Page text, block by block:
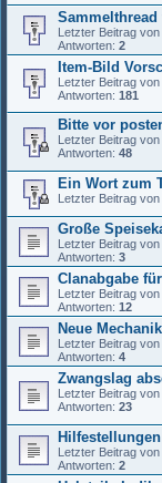
Sammelthread
Letzter Beitrag von
Antworten: 2
Item-Bild
Letzter Beitrag von
Antworten: 181
Bitte vor
Letzter Beitrag von
Antworten: 48
Ein Wort zum
Letzter Beitrag von
Große
Letzter Beitrag von
Antworten: 3
Clanabgabe
Letzter Beitrag von
Antworten: 12
Neue
Letzter Beitrag von
Antworten: 4
Zwangslag
Letzter Beitrag von
Antworten: 23
Letzter Beitrag von
Antworten: 2